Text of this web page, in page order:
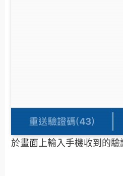
於畫面上輸入手機收到的驗